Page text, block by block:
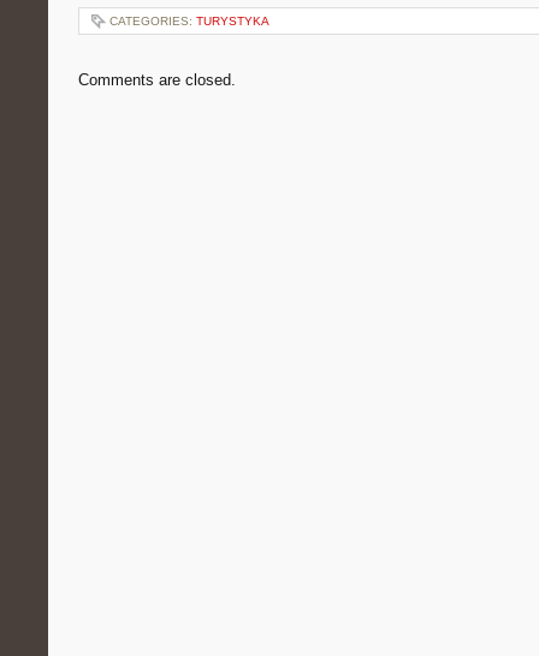
CATEGORIES: TURYSTYKA
Comments are closed.